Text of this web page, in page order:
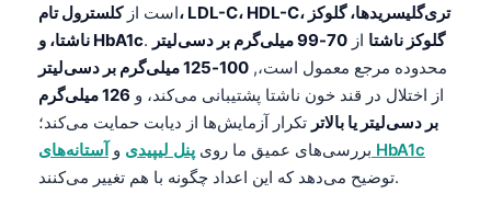
است ازکلسترول تام، LDL-C، HDL-C، تری‌گلیسریدها، گلوکز
ناشتا، و HbA1c. گلوکز ناشتا از 70-99 میلی‌گرم بر دسی‌لیتر
محدوده مرجع معمول است،, 100-125 میلی‌گرم بر دسی‌لیتر
از اختلال در قند خون ناشتا پشتیبانی می‌کند، و
126 میلی‌گرم
بر دسی‌لیتر یا بالاتر تکرار آزمایش‌ها از دیابت حمایت می‌کند؛
بررسی‌های عمیق ما روی پنل لیپیدی و
آستانه‌های HbA1c
توضیح می‌دهد که این اعداد چگونه با هم تغییر می‌کنند.